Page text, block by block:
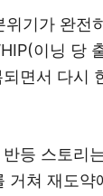
기가 완전
이닝 당
면서 다시
등 스토리
거쳐 재도약